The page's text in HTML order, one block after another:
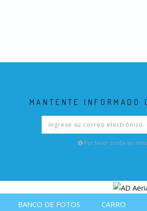
MANTENTE INFORMADO
Por favor confie en
BANCO DE FOTOS CARRO